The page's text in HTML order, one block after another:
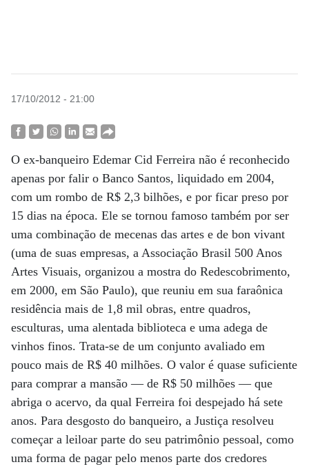
17/10/2012 - 21:00
O ex-banqueiro Edemar Cid Ferreira não é reconhecido
apenas por falir o Banco Santos, liquidado em 2004,
com um rombo de R$ 2,3 bilhões, e por ficar preso por
15 dias na época. Ele se tornou famoso também por ser
uma combinação de mecenas das artes e de bon vivant
(uma de suas empresas, a Associação Brasil 500 Anos
Artes Visuais, organizou a mostra do Redescobrimento,
em 2000, em São Paulo), que reuniu em sua faraônica
residência mais de 1,8 mil obras, entre quadros,
esculturas, uma alentada biblioteca e uma adega de
vinhos finos. Trata-se de um conjunto avaliado em
pouco mais de R$ 40 milhões. O valor é quase suficiente
para comprar a mansão — de R$ 50 milhões — que
abriga o acervo, da qual Ferreira foi despejado há sete
anos. Para desgosto do banqueiro, a Justiça resolveu
começar a leiloar parte do seu patrimônio pessoal, como
uma forma de pagar pelo menos parte dos credores